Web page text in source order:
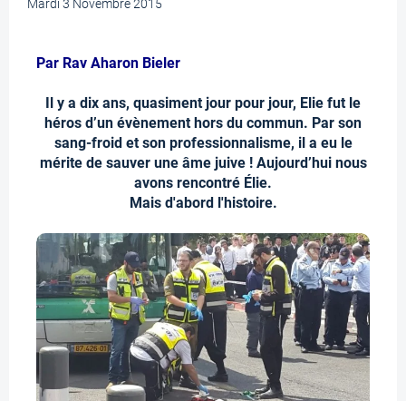
Mardi 3 Novembre 2015
Par Rav Aharon Bieler
Il y a dix ans, quasiment jour pour jour, Elie fut le
héros d’un évènement hors du commun. Par son
sang-froid et son professionnalisme, il a eu le
mérite de sauver une âme juive ! Aujourd’hui nous
avons rencontré Élie.
Mais d'abord l'histoire.